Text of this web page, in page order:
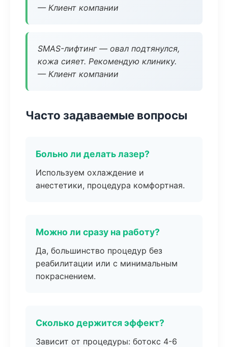
— Клиент компании
SMAS-лифтинг — овал подтянулся,
кожа сияет. Рекомендую клинику.
— Клиент компании
Часто задаваемые вопросы
Больно ли делать лазер?
Используем охлаждение и
анестетики, процедура комфортная.
Можно ли сразу на работу?
Да, большинство процедур без
реабилитации или с минимальным
покраснением.
Сколько держится эффект?
Зависит от процедуры: ботокс 4-6